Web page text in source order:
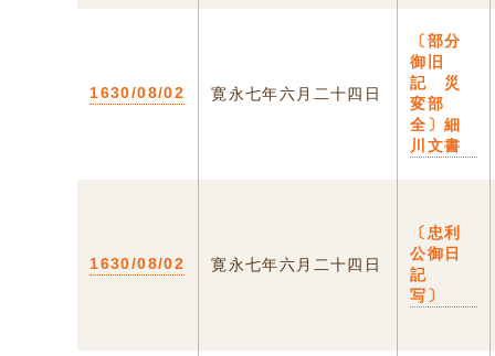
1630/08/02 寛永七年六月二十四日
〔部分
御旧
記 災
変部
全〕細
川文書
1630/08/02 寛永七年六月二十四日
〔忠利
公御日
記
写〕